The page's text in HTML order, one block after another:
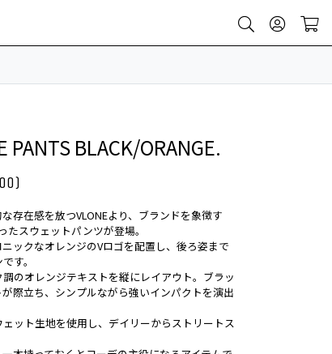
PANTS BLACK/ORANGE.
存在感を放つVLONEより、ブランドを象徴す
たスウェットパンツが登場。
ックなオレンジのVロゴを配置し、後ろ姿まで
す。
のオレンジテキストを縦にレイアウト。ブラッ
際立ち、シンプルながら強いインパクトを演出
ット生地を使用し、デイリーからストリートス